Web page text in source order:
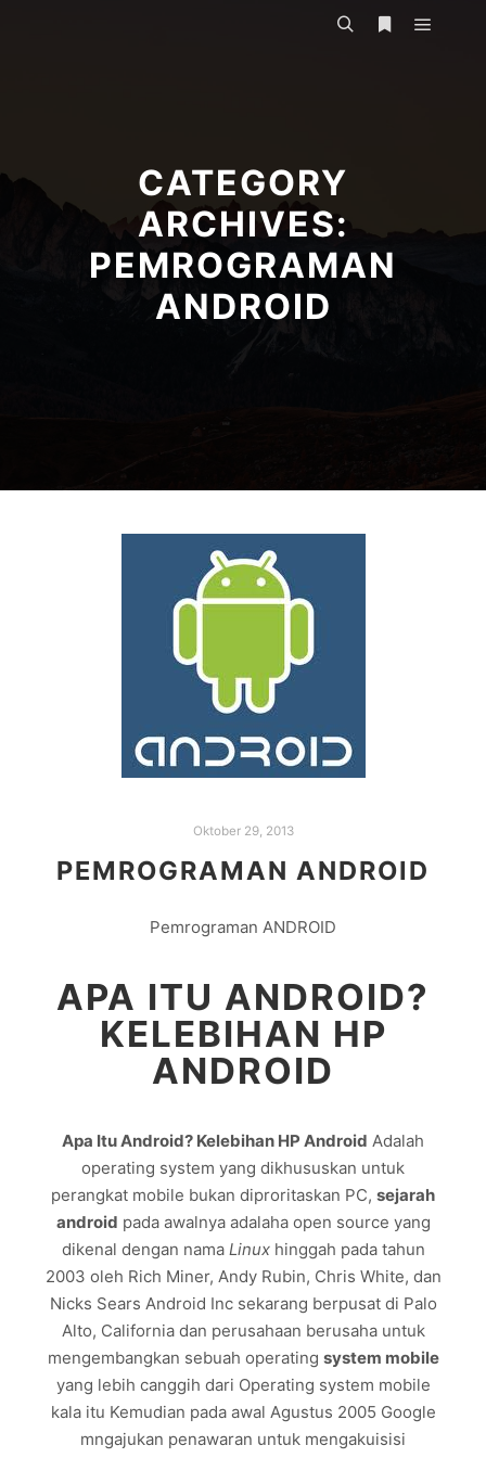
CATEGORY
ARCHIVES:
PEMROGRAMAN
ANDROID
Oktober 29, 2013
PEMROGRAMAN ANDROID
Pemrograman ANDROID
APA ITU ANDROID?
KELEBIHAN HP
ANDROID
Apa Itu Android? Kelebihan HP Android Adalah
operating system yang dikhususkan untuk
perangkat mobile bukan diproritaskan PC, sejarah
android pada awalnya adalaha open source yang
dikenal dengan nama Linuxhinggah pada tahun
2003 oleh Rich Miner, Andy Rubin, Chris White, dan
Nicks Sears Android Inc sekarang berpusat di Palo
Alto, California dan perusahaan berusaha untuk
mengembangkan sebuah operating system mobile
yang lebih canggih dari Operating system mobile
kala itu Kemudian pada awal Agustus 2005 Google
mngajukan penawaran untuk mengakuisisi